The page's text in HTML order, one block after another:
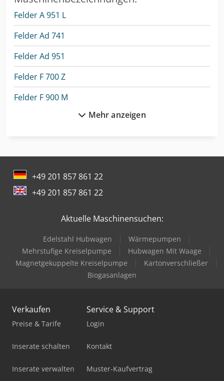
Felder A 951 L
Felder Ad 741
Felder Ad 951
Felder F 700 Z
Felder F 900 M
Felder Fd 21 Professional
Felder Fd 250
Felder Formatkreissäge
Felder Fs 722
Felder Fw 1102 Classic
Felder G 360
Felder Hobelmaschine
Felder K 700
Felder K 740 S
Felder Kf 700
Mehr anzeigen
+49 201 857 861 22
+49 201 857 861 22
Aktuelle Maschinensuchen:
Edelstahl Hubwagen
Wärmepumpen
Mehrstufige Kreiselpumpe
Hubwagen Mit Waage
Magnetgekuppelte Kreiselpumpe
Kartonverschließer
Biogasanlagen
Verkaufen
Preise & Tarife
Inserate schalten
Inserate verwalten
Service & Support
Login
Kontakt
Muster-Kaufvertrag